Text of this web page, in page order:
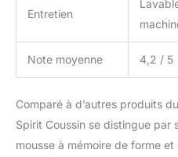
Entretien
Note moyenne 4,2 / 5
Comparé à d’autres produits
Spirit Coussin se distingue par
mousse à mémoire de forme